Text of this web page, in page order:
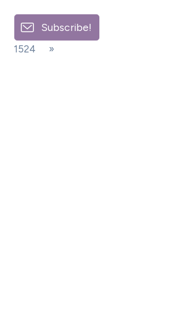
1524 »
Subscribe!